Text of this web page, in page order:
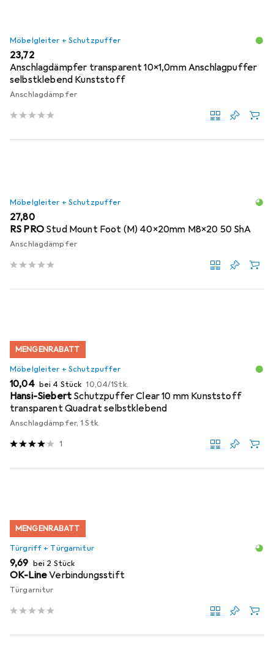
Möbelgleiter + Schutzpuffer
EUR
23,72
Anschlagdämpfer transparent 10x1,0mm Anschlagpuffer
selbstklebend Kunststoff
Anschlagdämpfer
Möbelgleiter + Schutzpuffer
EUR
27,80
RS PRO Stud Mount Foot (M) 40x20mm M8x20 50 ShA
Anschlagdämpfer
MENGENRABATT
Möbelgleiter + Schutzpuffer
EUR
10,04 bei 4 Stück EUR
10,04/1Stk.
Hansi-Siebert Schutzpuffer Clear 10 mm Kunststoff
transparent Quadrat selbstklebend
Anschlagdämpfer, 1 Stk.
1
MENGENRABATT
Türgriff + Türgarnitur
EUR
9,69 bei 2 Stück
OK-LineVerbindungsstift
Türgarnitur